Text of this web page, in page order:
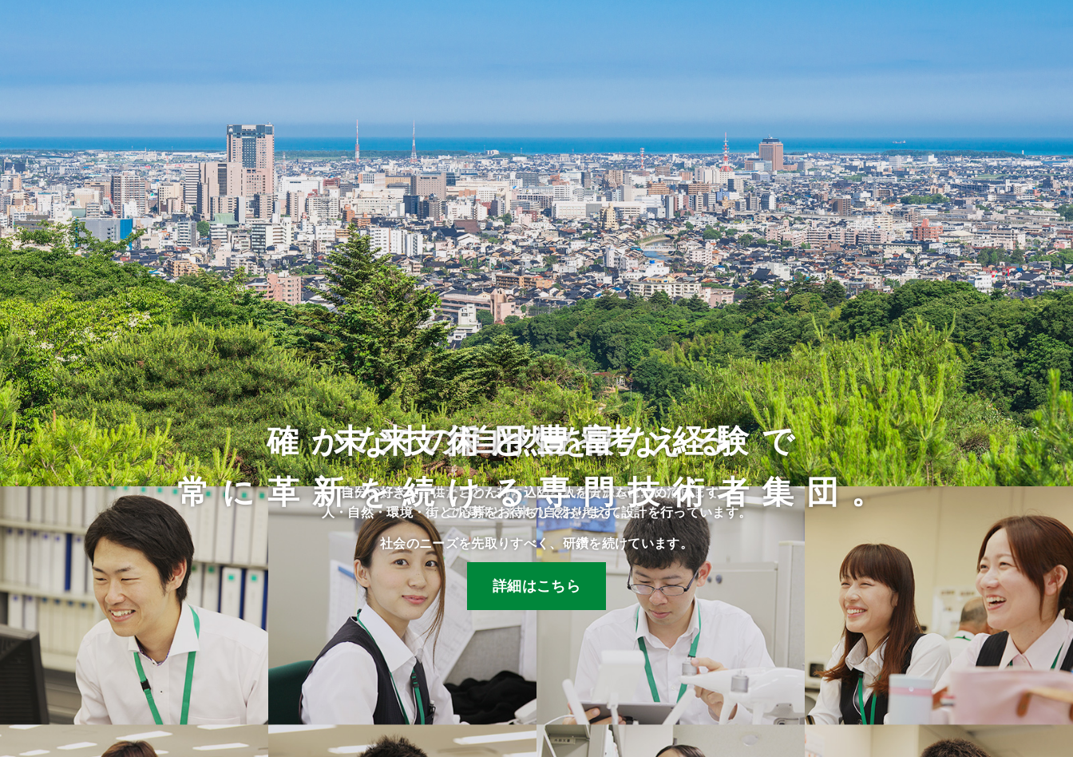
未来の自然を考える
住民や将来の子供たちのために、限られた資源を有効に活用して、
人・自然・環境・街との調和と未来の自然を考えて設計を行っています。
詳細はこちら
採用情報
自分の好きな事にとことん打ち込める人をチームに求めています。
ご応募をお待ちしております。
詳細はこちら
確かな技術と豊富な経験で
常に革新を続ける専門技術者集団。
社会のニーズを先取りすべく、研鑽を続けています。